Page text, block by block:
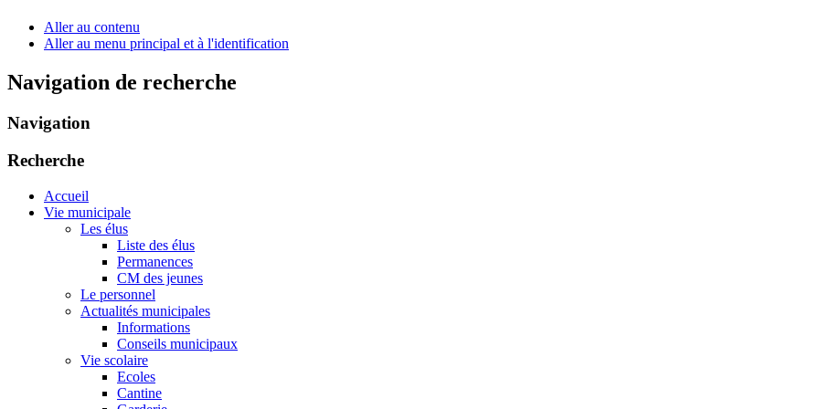
Aller au contenu
Aller au menu principal et à l'identification
Navigation de recherche
Navigation
Recherche
Accueil
Vie municipale
Les élus
Liste des élus
Permanences
CM des jeunes
Le personnel
Actualités municipales
Informations
Conseils municipaux
Vie scolaire
Ecoles
Cantine